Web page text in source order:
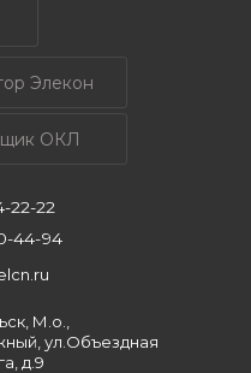
Элекон
ОКЛ
22-22
44-94
М.о.,
ул.Объездная
д.9